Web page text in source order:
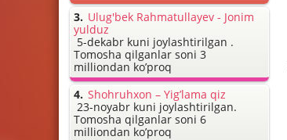
Ulug'bek Rahmatullayev - Jonim
yulduz
5-dekabr kuni joylashtirilgan .
Tomosha qilganlar soni 3
milliondan ko’proq
Shohruhxon – Yig’lama qiz
23-noyabr kuni joylashtirilgan.
Tomosha qilganlar soni 6
milliondan ko’proq